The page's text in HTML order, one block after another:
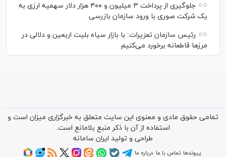
جلوگیری از پرداخت ۳ میلیون و ۴۰۰ هزار دلار سهمیه ارزی به
یک شرکت صوری با ورود سازمان بازرسی
رئیس سازمان تعزیرات: با بازار سیاه بلیت اربعین و دلالی در
مرز‌ها قاطعانه برخورد می‌کنیم
تمامی حقوق مادی و معنوی این سایت متعلق به خبرگزاری میزان است و
استفاده از آن با ذکر منبع بلامانع است.
طراحی و تولید ایران سامانه
پیوندها تماس با ما درباره ما